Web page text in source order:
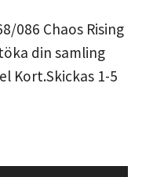
086 Chaos Rising
din samling
Kort.Skickas 1-5